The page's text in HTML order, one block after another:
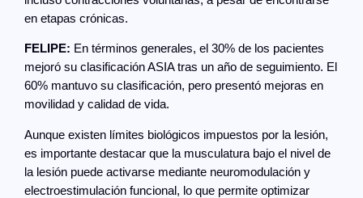
en etapas crónicas.
FELIPE: En términos generales, el 30% de los pacientes
mejoró su clasificación ASIA tras un año de seguimiento. El
60% mantuvo su clasificación, pero presentó mejoras en
movilidad y calidad de vida.
Aunque existen límites biológicos impuestos por la lesión,
es importante destacar que la musculatura bajo el nivel de
la lesión puede activarse mediante neuromodulación y
electroestimulación funcional, lo que permite optimizar